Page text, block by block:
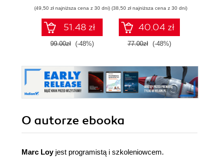
ARM
(49,50 zł najniższa cena z 30 dni)
51.48 zł
99.00zł (-48%)
(38,50 zł najniższa cena z 30 dni)
40.04 zł
77.00zł (-48%)
O autorze ebooka
Marc Loyjest programistą i szkoleniowcem.